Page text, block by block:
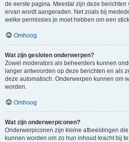
de eerste pagina. Meestal zijn deze
ervan wordt aangeraden. Net zoals bij
welke permissies je moet hebben om een
Omhoog
Wat zijn gesloten onderwerpen?
Zowel moderators als beheerders kunnen
langer antwoorden op deze berichten en als
deze automatisch. Onderwerpen kunnen om
worden.
Omhoog
Wat zijn onderwerpiconen?
Onderwerpiconen zijn kleine afbeeldingen
kunnen worden om zo hun inhoud kracht bij